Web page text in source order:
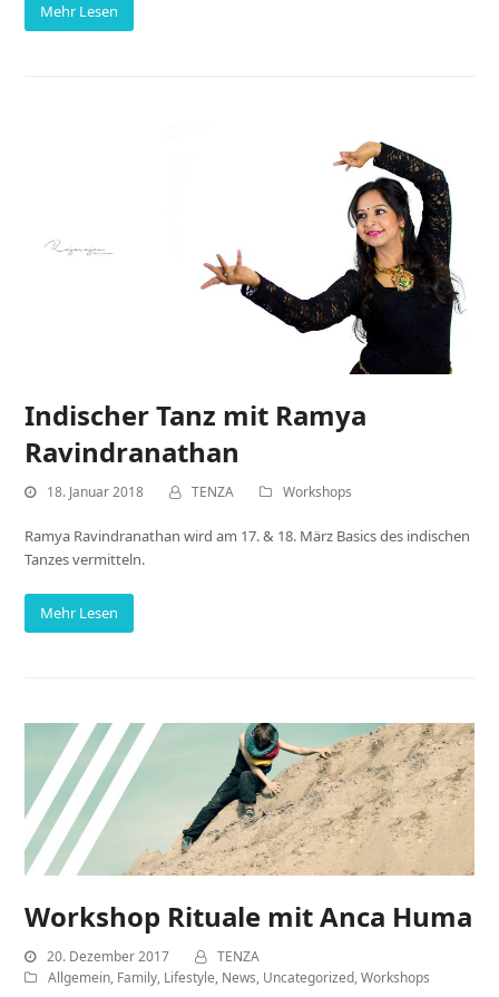
Mehr Lesen
Indischer Tanz mit Ramya
Ravindranathan
18. Januar 2018 TENZA Workshops
Ramya Ravindranathan wird am 17. & 18. März Basics des indischen
Tanzes vermitteln.
Mehr Lesen
Workshop Rituale mit Anca Huma
20. Dezember 2017
TENZA
Allgemein, Family, Lifestyle, News, Uncategorized,Workshops